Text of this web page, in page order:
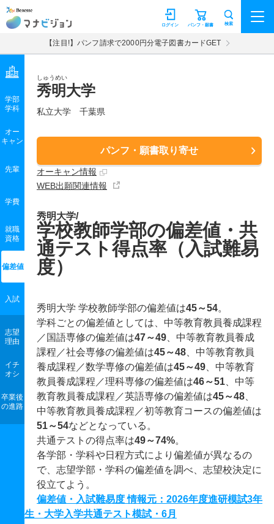
マナビジョン パンフ・願書
ログイン 検索
【注目!】パンフ請求で2000円分電子図書カードGET
しゅうめい
秀明大学
私立大学 千葉県
パンフ・願書取り寄せ
オーキャン情報
WEB出願関連情報
学部
学科
オー
キャン
先輩
学費
就職
資格
偏差値
入試
志望
理由
イチ
オシ
卒業後
の進路
秀明大学/
学校教師学部の偏差値・共
通テスト得点率（入試難易
度）
秀明大学 学校教師学部の偏差値は45～54。
学科ごとの偏差値としては、中等教育教員養成課程
／国語専修の偏差値は47～49 、中等教育教員養成
課程／社会専修の偏差値は45～48 、中等教育教員
養成課程／数学専修の偏差値は45～49 、中等教育
教員養成課程／理科専修の偏差値は46～51 、中等
教育教員養成課程／英語専修の偏差値は45～48
中等教育教員養成課程／初等教育コースの偏差値は
51～54などとなっている。
共通テストの得点率は49～74%。
各学部・学科や日程方式により偏差値が異なるの
で、志望学部・学科の偏差値を調べ、志望校決定に
役立てよう。
偏差値・入試難易度 情報元：2026年度進研模試3年
生・大学入学共通テスト模試・6月